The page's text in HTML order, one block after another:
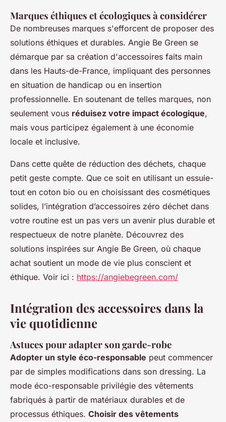
Marques éthiques et écologiques à considérer
De nombreuses marques s'efforcent de proposer des
solutions éthiques et durables. Angie Be Green se
démarque par sa création d'accessoires faits main
dans les Hauts-de-France, impliquant des personnes
en situation de handicap ou en insertion
professionnelle. En soutenant de telles marques, non
seulement vous réduisez votre impact écologique,
mais vous participez également à une économie
locale et inclusive.
Dans cette quête de réduction des déchets, chaque
petit geste compte. Que ce soit en utilisant un essuie-
tout en coton bio ou en choisissant des cosmétiques
solides, l’intégration d’accessoires zéro déchet dans
votre routine est un pas vers un avenir plus durable et
respectueux de notre planète. Découvrez des
solutions inspirées sur Angie Be Green, où chaque
achat soutient un mode de vie plus conscient et
éthique. Voir ici : https://angiebegreen.com/
Intégration des accessoires dans la
vie quotidienne
Astuces pour adapter son garde-robe
Adopter un style éco-responsable peut commencer
par de simples modifications dans son dressing. La
mode éco-responsable privilégie des vêtements
fabriqués à partir de matériaux durables et de
processus éthiques. Choisir des vêtements